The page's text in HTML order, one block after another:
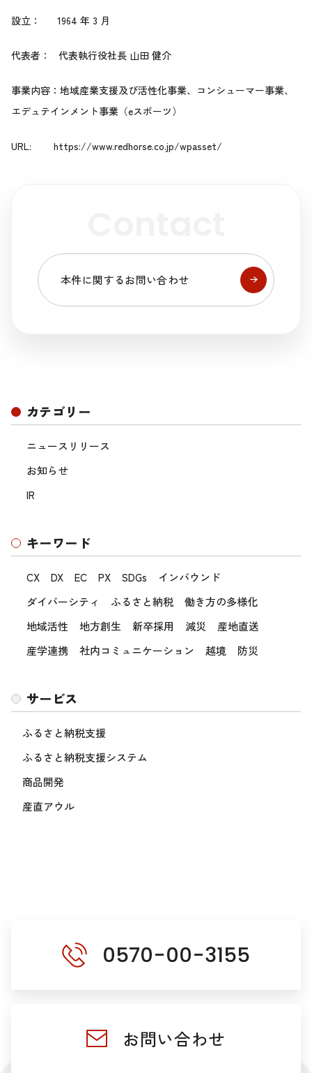
カテゴリー
ニュースリリース
お知らせ
IR
キーワード
CX DX EC PX SDGs
インバウンド
ダイバーシティ
ふるさと納税
働き方の多様化
地域活性
地方創生 新卒採用 減災
産地直送
産学連携
社内コミュニケーション 越境 防災
サービス
ふるさと納税支援
ふるさと納税支援システム
商品開発
産直アウル
設立： 1964 年 3 月
代表者： 代表執行役社長 山田 健介
事業内容：地域産業支援及び活性化事業、コンシューマー事業、
エデュテインメント事業（eスポーツ）
URL: https://www.redhorse.co.jp/wpasset/
本件に関するお問い合わせ
0570-00-3155
お問い合わせ